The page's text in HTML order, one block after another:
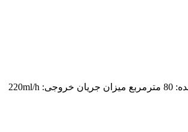
سنسور خاموشی خودکار حجم مخزن: 4.1 لیتر خروجی بخار چند طرفه اختصاصی چپ و راست برای فضاهای بزرگ فعال شدن بخور در 1 ثانیه فضای پوشش دهنده: 80 مترمربع میزان جریان خروجی: 220ml/h